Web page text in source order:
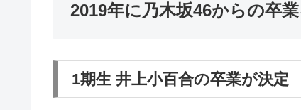
2019年に乃木坂46からの卒
1期生 井上小百合の卒業が決定